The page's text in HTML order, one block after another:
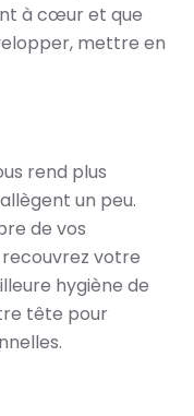
à cœur et que
mettre en
rend plus
un peu.
de vos
recouvrez votre
hygiène de
tête pour